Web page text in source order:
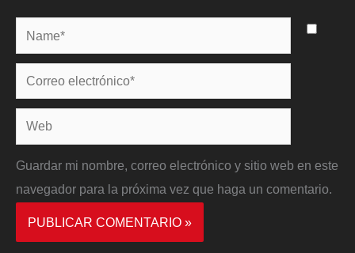
Name*
Correo
electrónico*
Web
Guardar mi nombre, correo electrónico y sitio web en este
navegador para la próxima vez que haga un comentario.